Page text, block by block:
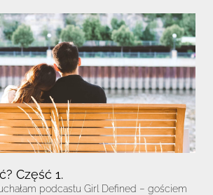
Część 1.
podcastu Girl Defined – gościem